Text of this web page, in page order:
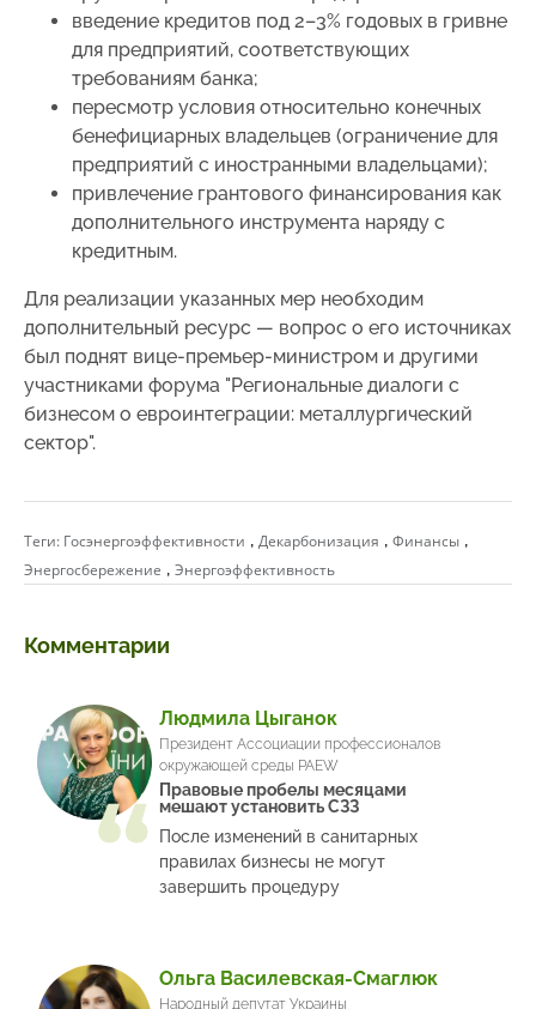
введение кредитов под 2–3% годовых в гривне
для предприятий, соответствующих
требованиям банка;
пересмотр условия относительно конечных
бенефициарных владельцев (ограничение для
предприятий с иностранными владельцами);
привлечение грантового финансирования как
дополнительного инструмента наряду с
кредитным.
Для реализации указанных мер необходим
дополнительный ресурс — вопрос о его источниках
был поднят вице-премьер-министром и другими
участниками форума "Региональные диалоги с
бизнесом о евроинтеграции: металлургический
сектор".
Теги: Госэнергоэффективности , Декарбонизация , Финансы ,
Энергосбережение , Энергоэффективность
Комментарии
Людмила Цыганок
Президент Ассоциации профессионалов
окружающей среды PAEW
Правовые пробелы месяцами
мешают установить СЗЗ
После изменений в санитарных
правилах бизнесы не могут
завершить процедуру
Ольга Василевская-Смаглюк
Народный депутат Украины